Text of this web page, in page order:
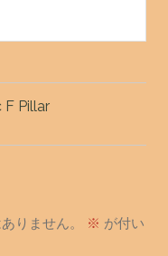
F Pillar
りません。 ※ が付い